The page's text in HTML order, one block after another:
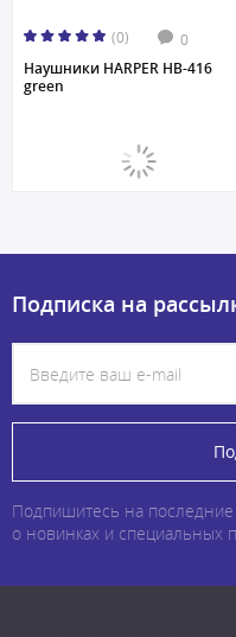
(0) 0
Наушники HARPER HB-416
green
Подписка на
Подпишитесь на
о новинках и специальных